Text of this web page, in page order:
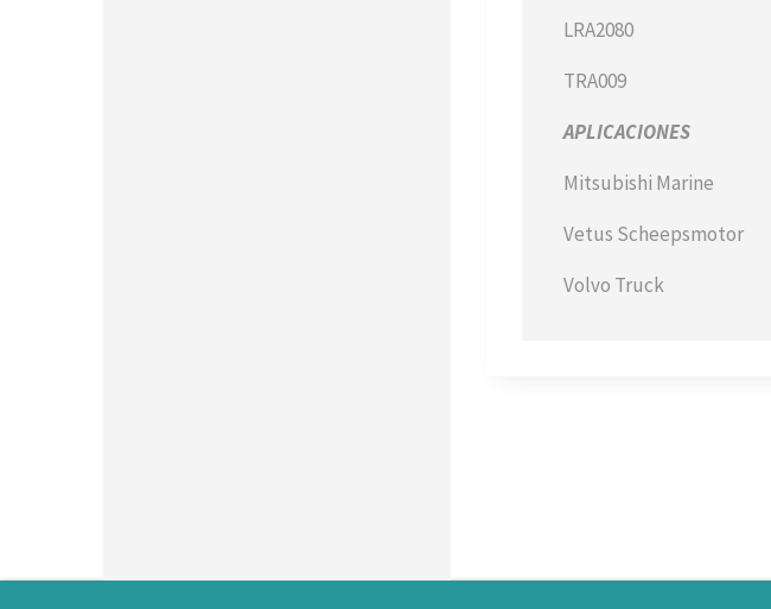
LRA2080
TRA009
APLICACIONES
Mitsubishi Marine
Vetus Scheepsmotor
Volvo Truck